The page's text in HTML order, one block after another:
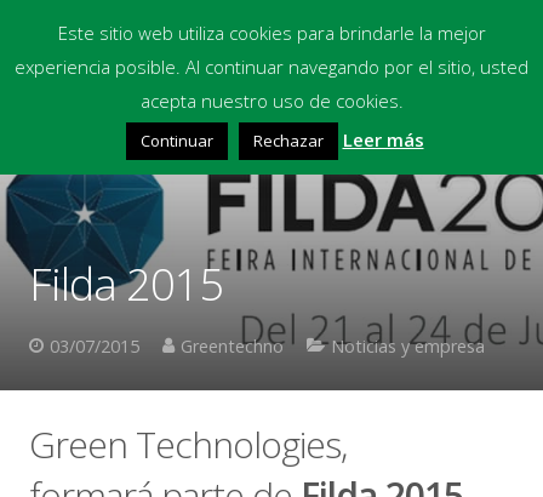
Productos Químicos
Multimedia
Filda 2015
03/07/2015 Greentechno Noticias y empresa
Green Technologies,
Este sitio web utiliza cookies para brindarle la mejor
experiencia posible. Al continuar navegando por el sitio, usted
acepta nuestro uso de cookies.
Continuar Rechazar Leer más